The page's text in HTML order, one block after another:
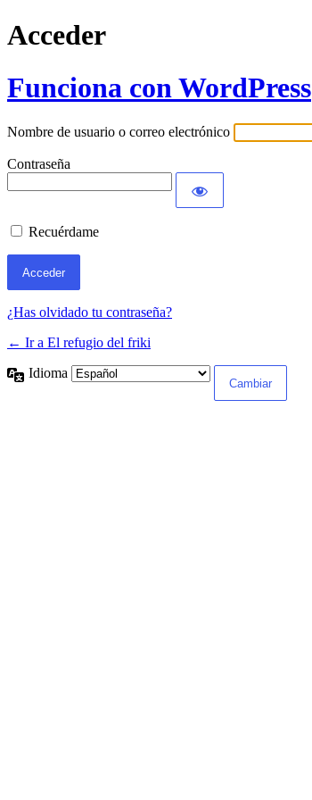
Acceder
Funciona con WordPress
Nombre de usuario o correo electrónico
Contraseña
Recuérdame
¿Has olvidado tu contraseña?
← Ir a El refugio del friki
Idioma